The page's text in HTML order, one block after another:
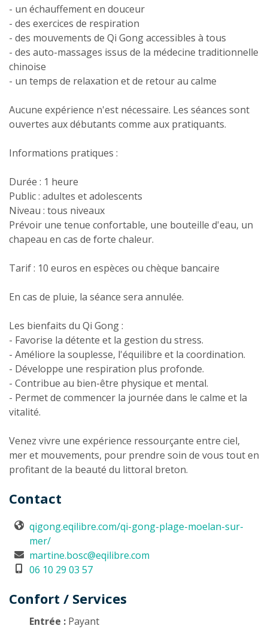
- un échauffement en douceur
- des exercices de respiration
- des mouvements de Qi Gong accessibles à tous
- des auto-massages issus de la médecine traditionnelle
chinoise
- un temps de relaxation et de retour au calme
Aucune expérience n'est nécessaire. Les séances sont
ouvertes aux débutants comme aux pratiquants.
Informations pratiques :
Durée : 1 heure
Public : adultes et adolescents
Niveau : tous niveaux
Prévoir une tenue confortable, une bouteille d'eau, un
chapeau en cas de forte chaleur.
Tarif : 10 euros en espèces ou chèque bancaire
En cas de pluie, la séance sera annulée.
Les bienfaits du Qi Gong :
- Favorise la détente et la gestion du stress.
- Améliore la souplesse, l'équilibre et la coordination.
- Développe une respiration plus profonde.
- Contribue au bien-être physique et mental.
- Permet de commencer la journée dans le calme et la
vitalité.
Venez vivre une expérience ressourçante entre ciel,
mer et mouvements, pour prendre soin de vous tout en
profitant de la beauté du littoral breton.
Contact
qigong.eqilibre.com/qi-gong-plage-moelan-sur-
mer/
martine.bosc@eqilibre.com
06 10 29 03 57
Confort / Services
Entrée : Payant